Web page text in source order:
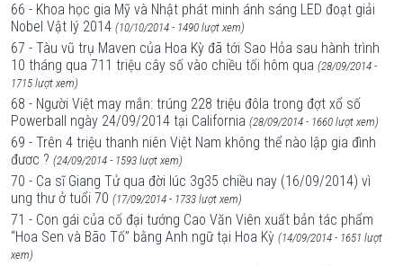
66 - Khoa học gia Mỹ và Nhật phát minh ánh sáng LED đoạt giải
Nobel Vật lý 2014 (10/10/2014 - 1490 lượt xem)
67 - Tàu vũ trụ Maven của Hoa Kỳ đã tới Sao Hỏa sau hành trình
10 tháng qua 711 triệu cây số vào chiều tối hôm qua (28/09/2014 -
1715 lượt xem)
68 - Người Việt may mắn: trúng 228 triệu đôla trong đợt xổ số
Powerball ngày 24/09/2014 tại California (28/09/2014 - 1660 lượt xem)
69 - Trên 4 triệu thanh niên Việt Nam không thể nào lập gia đình
đươc ? (24/09/2014 - 1593 lượt xem)
70 - Ca sĩ Giang Tử qua đời lúc 3g35 chiều nay (16/09/2014) vì
ung thư ở tuổi 70 (17/09/2014 - 1733 lượt xem)
71 - Con gái của cố đại tướng Cao Văn Viên xuất bản tác phẩm
“Hoa Sen và Bão Tố” bằng Anh ngữ tại Hoa Kỳ (14/09/2014 - 1651 lượt
xem)